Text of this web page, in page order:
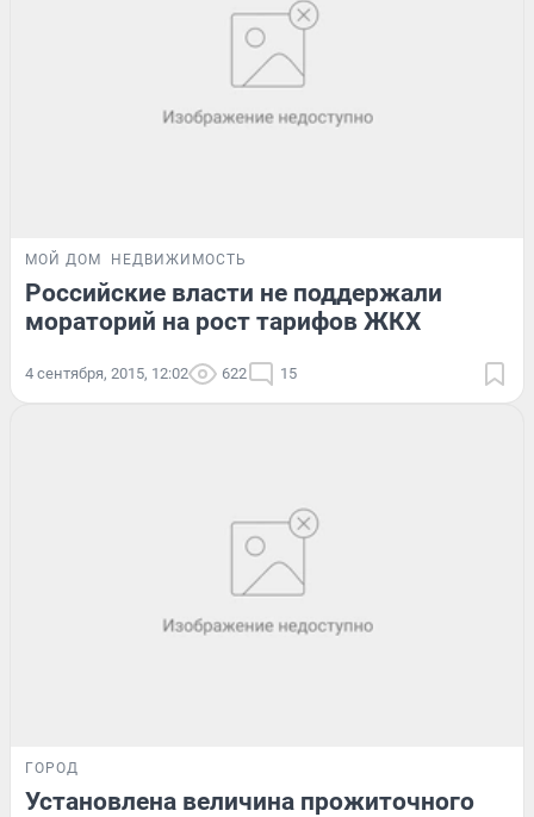
МОЙ ДОМ НЕДВИЖИМОСТЬ
Российские власти не поддержали
мораторий на рост тарифов ЖКХ
4 сентября, 2015, 12:02 622 15
ГОРОД
Установлена величина прожиточного